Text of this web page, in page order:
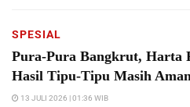
SPESIAL
Pura-Pura Bangkrut, Harta
Hasil Tipu-Tipu Masih
13 JULI 2026 | 01:36 WIB